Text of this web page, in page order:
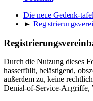
Die neue Gedenk-
►
Durch die Nutzung dieses
hasserfüllt, belästigend,
außerdem zu, keine
Denial-of-Service-Angriffe,